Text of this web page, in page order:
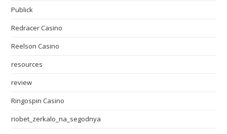
Publick
Redracer Casino
Reelson Casino
resources
review
Ringospin Casino
riobet_zerkalo_na_segodnya